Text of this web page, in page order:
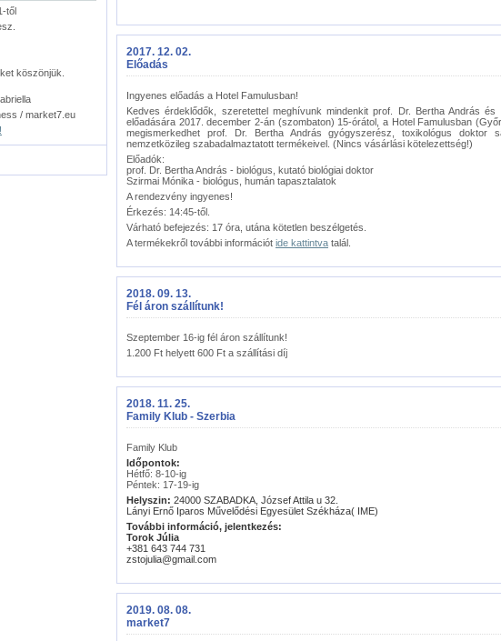
től
köszönjük.
/ market7.eu
2017. 12. 02.
Előadás
Ingyenes előadás a Hotel Famulusban!
Kedves érdeklődők, szeretettel meghívunk mindenkit prof. Dr. Bertha András és
előadására 2017. december 2-án (szombaton) 15-órátol, a Hotel Famulusban
megismerkedhet prof. Dr. Bertha András gyógyszerész, toxikológus doktor
nemzetközileg szabadalmaztatott termékeivel. (Nincs vásárlási kötelezettség!)
Előadók:
prof. Dr. Bertha András - biológus, kutató biológiai doktor
Szirmai Mónika - biológus, humán tapasztalatok
A rendezvény ingyenes!
Érkezés: 14:45-től.
Várható befejezés: 17 óra, utána kötetlen beszélgetés.
A termékekről további információt ide kattintva talál.
2018. 09. 13.
Fél áron szállítunk!
Szeptember 16-ig fél áron szállítunk!
1.200 Ft helyett 600 Ft a szállítási díj
2018. 11. 25.
Family Klub - Szerbia
Family Klub
Időpontok:
Hétfő: 8-10-ig
Péntek: 17-19-ig
Helyszin: 24000 SZABADKA, József Attila u 32.
Lányi Ernő Iparos Művelődési Egyesület Székháza( IME)
További információ, jelentkezés:
Torok Júlia
+381 643 744 731
zstojulia@gmail.com
2019. 08. 08.
market7